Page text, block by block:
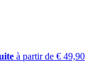
à partir de € 49,90